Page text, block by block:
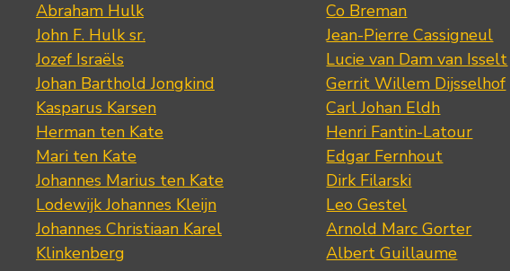
Abraham Hulk
John F. Hulk sr.
Jozef Israëls
Johan Barthold Jongkind
Kasparus Karsen
Herman ten Kate
Mari ten Kate
Johannes Marius ten Kate
Lodewijk Johannes Kleijn
Johannes Christiaan Karel
Klinkenberg
Co Breman
Jean-Pierre Cassigneul
Lucie van Dam van Isselt
Gerrit Willem Dijsselhof
Carl Johan Eldh
Henri Fantin-Latour
Edgar Fernhout
Dirk Filarski
Leo Gestel
Arnold Marc Gorter
Albert Guillaume